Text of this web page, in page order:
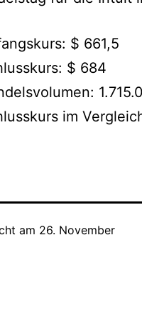
$ 661,5
$ 684
im
am 26. November